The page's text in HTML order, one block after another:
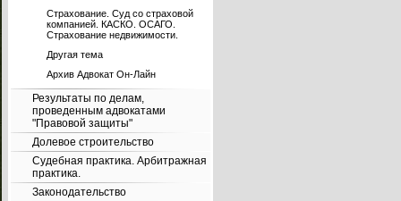
Страхование. Суд со страховой
компанией. КАСКО. ОСАГО.
Страхование недвижимости.
Другая тема
Архив Адвокат Он-Лайн
Результаты по делам,
проведенным адвокатами
"Правовой защиты"
Долевое строительство
Судебная практика. Арбитражная
практика.
Законодательство